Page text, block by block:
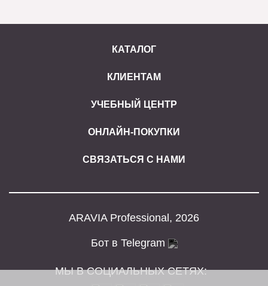
КАТАЛОГ
КЛИЕНТАМ
УЧЕБНЫЙ ЦЕНТР
ОНЛАЙН-ПОКУПКИ
СВЯЗАТЬСЯ С НАМИ
ARAVIA Professional, 2026
Бот в Telegram
МЫ В СОЦИАЛЬНЫХ СЕТЯХ: